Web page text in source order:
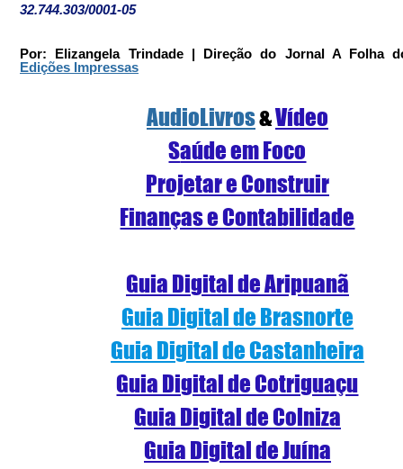
32.744.303/0001-05
Edições Impressas
AudioLivros &Vídeo
Saúde em Foco
Projetar e Construir
Finanças e Contabilidade
Guia Digital de Aripuanã
Guia Digital de Brasnorte
Guia Digital de Castanheira
Guia Digital de Cotriguaçu
Guia Digital de Colniza
Guia Digital de Juína